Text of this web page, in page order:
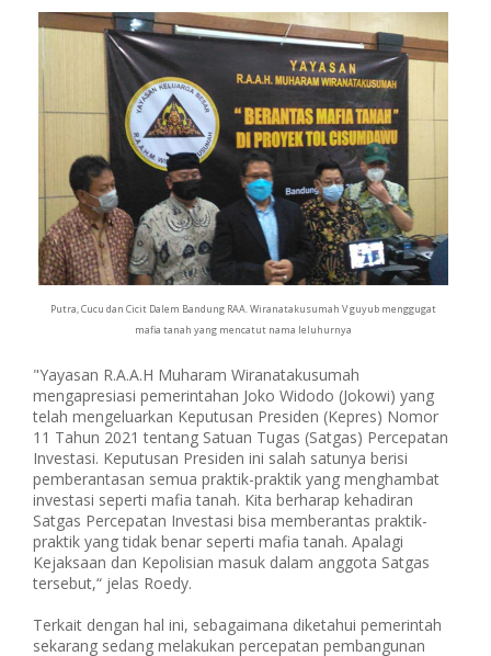
Putra, Cucu dan Cicit Dalem Bandung RAA. Wiranatakusumah V guyub menggugat
mafia tanah yang mencatut nama leluhurnya
"Yayasan R.A.A.H Muharam Wiranatakusumah
mengapresiasi pemerintahan Joko Widodo (Jokowi) yang
telah mengeluarkan Keputusan Presiden (Kepres) Nomor
11 Tahun 2021 tentang Satuan Tugas (Satgas) Percepatan
Investasi. Keputusan Presiden ini salah satunya berisi
pemberantasan semua praktik-praktik yang menghambat
investasi seperti mafia tanah. Kita berharap kehadiran
Satgas Percepatan Investasi bisa memberantas praktik-
praktik yang tidak benar seperti mafia tanah. Apalagi
Kejaksaan dan Kepolisian masuk dalam anggota Satgas
tersebut,“ jelas Roedy.
Terkait dengan hal ini, sebagaimana diketahui pemerintah
sekarang sedang melakukan percepatan pembangunan